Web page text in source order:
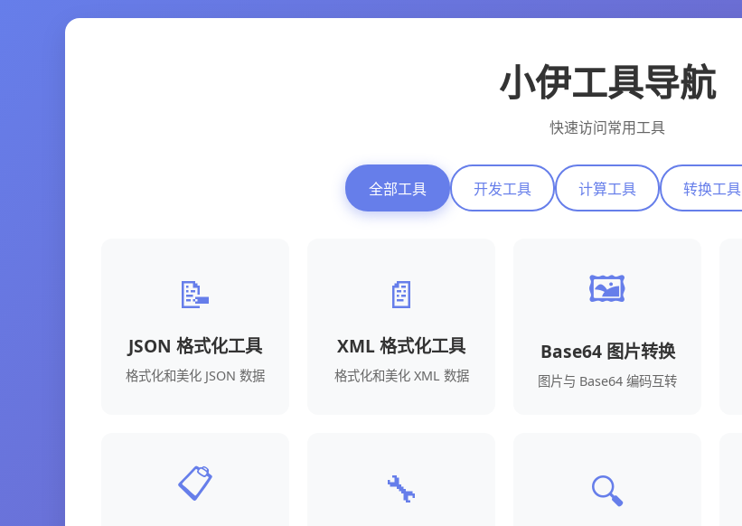
小伊工具导航
快速访问常用工具
全部工具 开发工具 计算工具 转换工具
📝
JSON 格式化工具
格式化和美化 JSON 数据
📄
XML 格式化工具
格式化和美化 XML 数据
🖼️
Base64 图片转换
图片与 Base64 编码互转
📋 🔧 🔍